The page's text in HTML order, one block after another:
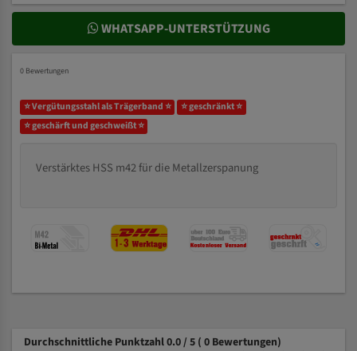
WHATSAPP-UNTERSTÜTZUNG
0 Bewertungen
⭐ Vergütungsstahl als Trägerband ⭐
⭐ geschränkt ⭐
⭐ geschärft und geschweißt ⭐
Verstärktes HSS m42 für die Metallzerspanung
Durchschnittliche Punktzahl 0.0 / 5 ( 0 Bewertungen)